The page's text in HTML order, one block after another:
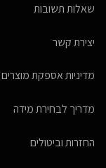
שאלות תשובות
יצירת קשר
מדיניות אספקת מוצרים
מדריך לבחירת מידה
החזרות וביטולים